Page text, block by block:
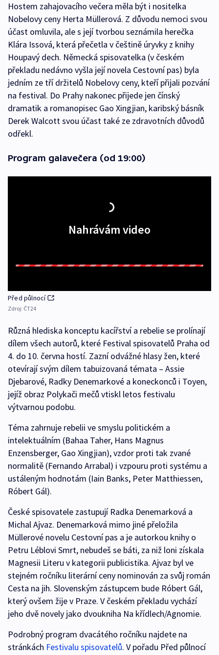
Hostem zahajovacího večera měla být i nositelka
Nobelovy ceny Herta Müllerová. Z důvodu nemoci svou
účast omluvila, ale s její tvorbou seznámila herečka
Klára Issová, která přečetla v češtině úryvky z knihy
Houpavý dech. Německá spisovatelka (v českém
překladu nedávno vyšla její novela Cestovní pas) byla
jedním ze tří držitelů Nobelovy ceny, kteří přijali pozvání
na festival. Do Prahy nakonec přijede jen čínský
dramatik a romanopisec Gao Xingjian, karibský básník
Derek Walcott svou účast také ze zdravotních důvodů
odřekl.
Program galavečera (od 19:00)
Nahrávám video
Před půlnocí
Zdroj: ČT24
Různá hlediska konceptu kacířství a rebelie se prolínají
dílem všech autorů, které Festival spisovatelů Praha od
4. do 10. června hostí. Zazní odvážné hlasy žen, které
otevírají svým dílem tabuizovaná témata – Assie
Djebarové, Radky Denemarkové a koneckonců i Toyen,
jejíž obraz Polykači mečů vtiskl letos festivalu
výtvarnou podobu.
Téma zahrnuje rebelii ve smyslu politickém a
intelektuálním (Bahaa Taher, Hans Magnus
Enzensberger, Gao Xingjian), vzdor proti tak zvané
normalitě (Fernando Arrabal) i vzpouru proti systému a
ustáleným hodnotám (Iain Banks, Peter Matthiessen,
Róbert Gál).
České spisovatele zastupují Radka Denemarková a
Michal Ajvaz. Denemarková mimo jiné přeložila
Müllerové novelu Cestovní pas a je autorkou knihy o
Petru Léblovi Smrt, nebudeš se báti, za niž loni získala
Magnesii Literu v kategorii publicistika. Ajvaz byl ve
stejném ročníku literární ceny nominován za svůj román
Cesta na jih. Slovenským zástupcem bude Róbert Gál,
který ovšem žije v Praze. V českém překladu vychází
jeho dvě novely jako dvoukniha Na křídlech/Agnomie.
Podrobný program dvacátého ročníku najdete na
stránkách Festivalu spisovatelů. V pořadu Před půlnocí